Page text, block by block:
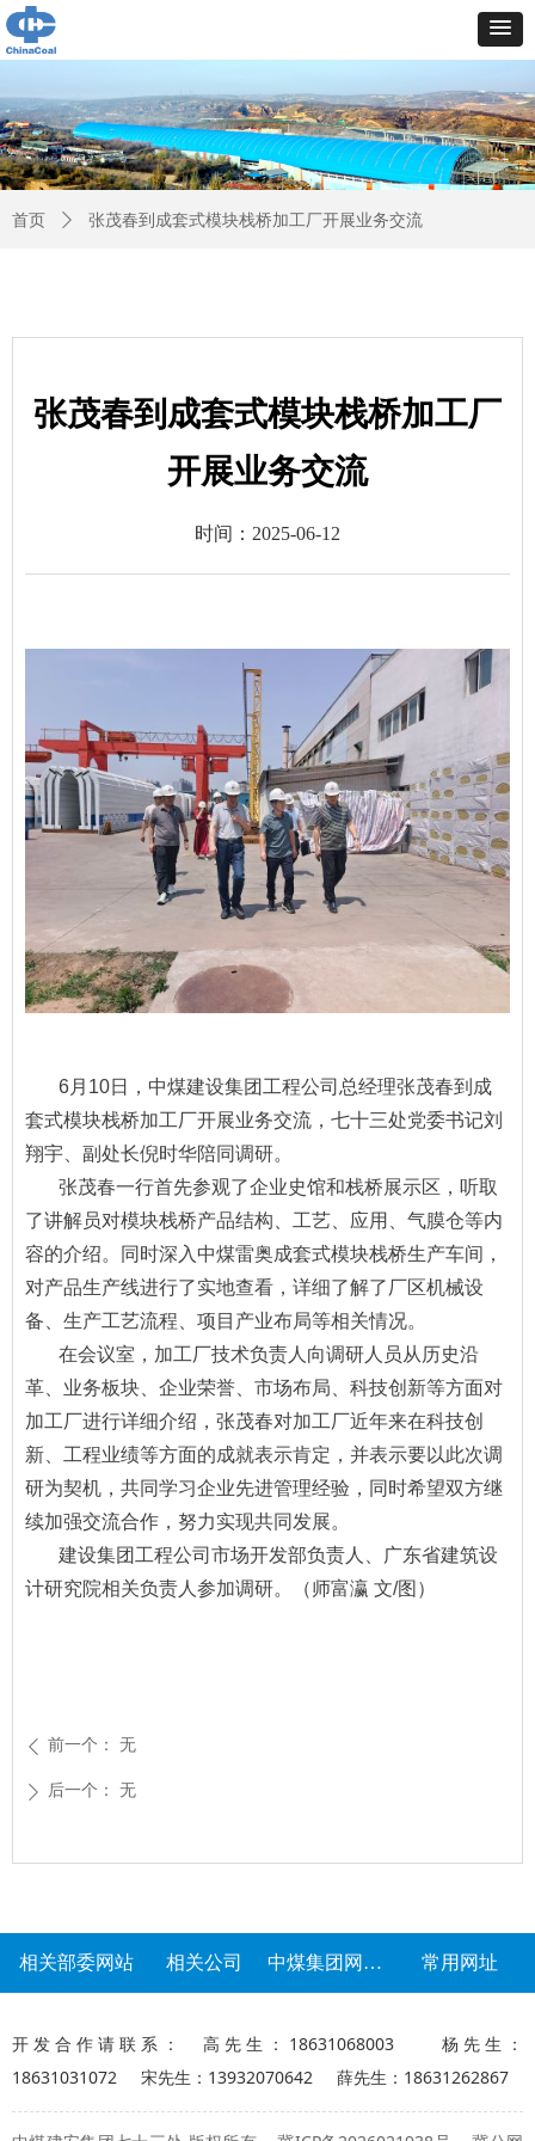
首页 ꄲ 张茂春到成套式模块栈桥加工厂开展业务交流
张茂春到成套式模块栈桥加工厂
开展业务交流
6月10日，中煤建设集团工程公司总经理张茂春到成
套式模块栈桥加工厂开展业务交流，七十三处党委书记刘
翔宇、副处长倪时华陪同调研。
张茂春一行首先参观了企业史馆和栈桥展示区，听取
了讲解员对模块栈桥产品结构、工艺、应用、气膜仓等内
容的介绍。同时深入中煤雷奥成套式模块栈桥生产车间，
对产品生产线进行了实地查看，详细了解了厂区机械设
备、生产工艺流程、项目产业布局等相关情况。
在会议室，加工厂技术负责人向调研人员从历史沿
革、业务板块、企业荣誉、市场布局、科技创新等方面对
加工厂进行详细介绍，张茂春对加工厂近年来在科技创
新、工程业绩等方面的成就表示肯定，并表示要以此次调
研为契机，共同学习企业先进管理经验，同时希望双方继
续加强交流合作，努力实现共同发展。
建设集团工程公司市场开发部负责人、广东省建筑设
计研究院相关负责人参加调研。（师富瀛 文/图）
ꄴ 前一个： 无
ꄲ 后一个： 无
时间： 2025-06-12
开发合作请联系： 高先生：18631068003 杨先生：
18631031072 宋先生：13932070642 薛先生：18631262867
相关部委网站 相关公司 中煤集团网站群 常用网址